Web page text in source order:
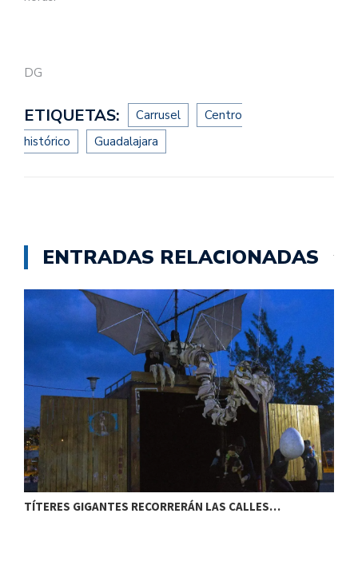
DG
ETIQUETAS: Carrusel
Centro
histórico
Guadalajara
ENTRADAS RELACIONADAS
TÍTERES GIGANTES RECORRERÁN LAS CALLES…